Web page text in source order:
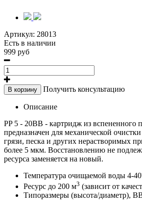
Артикул: 28013
Есть в наличии
999 руб
В корзину Получить консультацию
Описание
PP 5 - 20ВВ - картридж из вспененного
предназначен для механической
грязи, песка и других нерастворимых
более 5 мкм. Восстановлению не
ресурса заменяется на новый.
Температура очищаемой воды 4-
Ресурс до 200 м3 (зависит от
Типоразмеры (высота/диаметр),